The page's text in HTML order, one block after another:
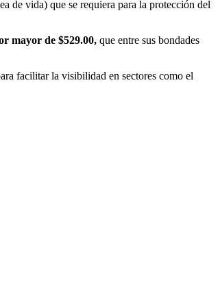
de vida) que se requiera para la protección del
mayor de $529.00, que entre sus bondades
facilitar la visibilidad en sectores como el